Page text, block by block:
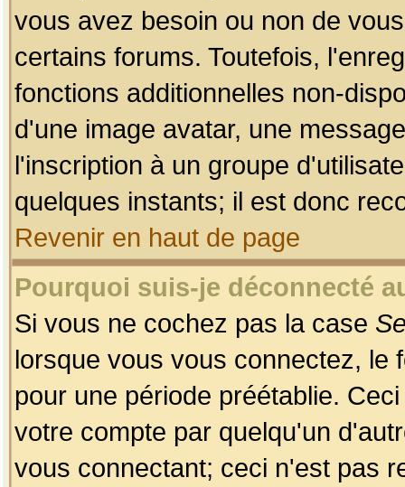
vous avez besoin ou non de
certains forums. Toutefois,
fonctions additionnelles non-
d'une image avatar, une
l'inscription à un groupe
quelques instants; il est donc
Revenir en haut de page
Pourquoi suis-je déconnecté
Si vous ne cochez pas la case
lorsque vous vous connectez, le
pour une période préétablie.
votre compte par quelqu'un
vous connectant; ceci n'est pas